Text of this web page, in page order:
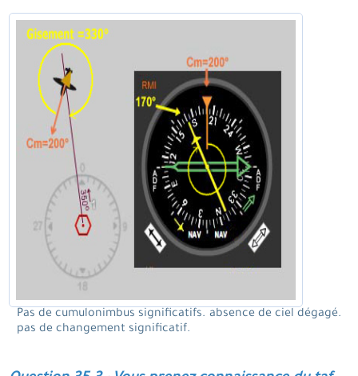
Pas de cumulonimbus significatifs. absence de ciel dégagé.
pas de changement significatif.